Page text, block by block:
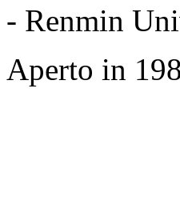
- Renmin
Aperto in